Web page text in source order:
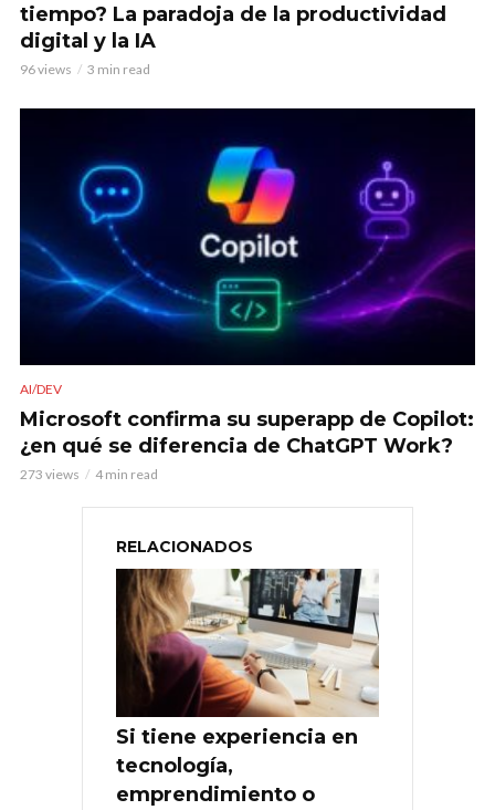
tiempo? La paradoja de la productividad
digital y la IA
96 views 3 min read
AI/DEV
Microsoft confirma su superapp de Copilot:
¿en qué se diferencia de ChatGPT Work?
273 views 4 min read
RELACIONADOS
Si tiene experiencia en
tecnología,
emprendimiento o